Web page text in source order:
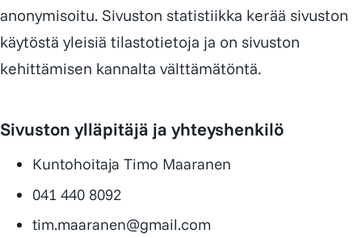
anonymisoitu. Sivuston statistiikka kerää sivuston
käytöstä yleisiä tilastotietoja ja on sivuston
kehittämisen kannalta välttämätöntä.
Sivuston ylläpitäjä ja yhteyshenkilö
Kuntohoitaja Timo Maaranen
041 440 8092
tim.maaranen@gmail.com